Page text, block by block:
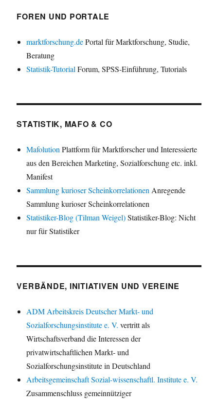
FOREN UND PORTALE
marktforschung.dePortal für Marktforschung, Studie,
Beratung
Statistik-Tutorial Forum, SPSS-Einführung, Tutorials
STATISTIK, MAFO & CO
Mafolution Plattform für Marktforscher und Interessierte
aus den Bereichen Marketing, Sozialforschung etc. inkl.
Manifest
Sammlung kurioser Scheinkorrelationen Anregende
Sammlung kurioser Scheinkorrelationen
Statistiker-Blog (Tilman Weigel)Statistiker-Blog: Nicht
nur für Statistiker
VERBÄNDE, INITIATIVEN UND VEREINE
ADM Arbeitskreis Deutscher Markt- und
Sozialforschungsinstitute e. V. vertritt als
Wirtschaftsverband die Interessen der
privatwirtschaftlichen Markt- und
Sozialforschungsinstitute in Deutschland
Arbeitsgemeinschaft Sozial-wissenschaftl. Institute e. V.
Zusammenschluss gemeinnütziger